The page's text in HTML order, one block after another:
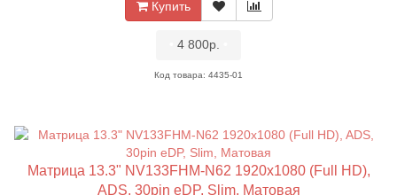
Купить
4 800р.
Код товара: 4435-01
Матрица 13.3" NV133FHM-N62 1920x1080 (Full HD),
ADS, 30pin eDP, Slim, Матовая